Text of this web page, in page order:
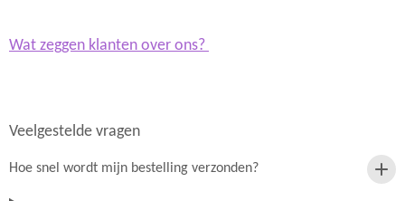
Wat zeggen klanten over ons?
Veelgestelde vragen
Hoe snel wordt mijn bestelling verzonden?